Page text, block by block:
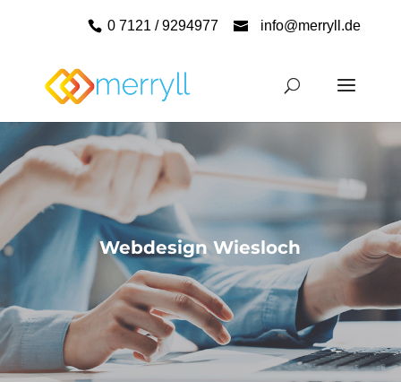
0 7121 / 9294977 info@merryll.de
Webdesign Wiesloch